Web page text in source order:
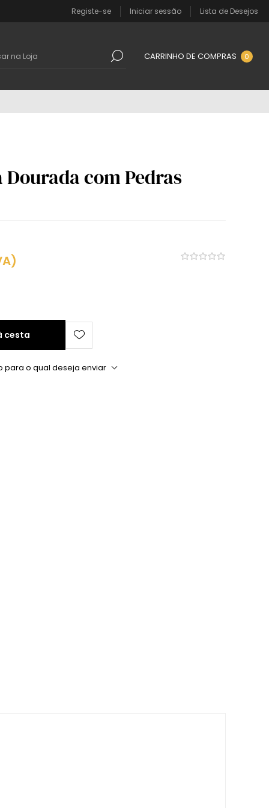
Registe-se Iniciar sessão Lista de Desejos
CARRINHO DE COMPRAS 0
com Pedras
cesta
para o qual deseja enviar